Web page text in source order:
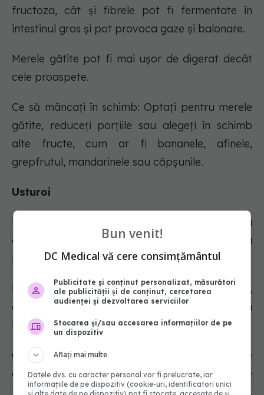
fructoza, cât și fibrele pot fi fermentate în
intestinul gros și pot provoca gaze și balonare.
Merele gătite pot fi mai ușor de digerat decât
cele proaspete.
Ce să mâncați în schimb: Optați pentru merele
gătite, reduceți porțiile sau alegeți în schimb
alte fructe, cum ar fi bananele, afinele,
grepfrutul, mandarinele sau căpșunile.
Usturoi
Usturoiul este incredibil de popular, atât pentru
aromatizarea mâncărurilor, cât și ca remediu
pentru sănătate.
La fel ca și ceapa, usturoiul conține fructoane,
care sunt FODMAP-uri care pot provoca
balonare.
O alergie sau intoleranță la alți compuși care se
găsesc în usturoi este, de asemenea, destul de
frecventă, cu simptome precum balonare,
Bun venit!
DC Medical vă cere consimțământul
Publicitate și conținut personalizat, măsurători
ale publicității și de conținut, cercetarea
audienței și dezvoltarea serviciilor
Stocarea și/sau accesarea informațiilor de pe
un dispozitiv
Aflați mai multe
Datele dvs. cu caracter personal vor fi prelucrate, iar
informațiile de pe dispozitiv (cookie-uri, identificatori unici